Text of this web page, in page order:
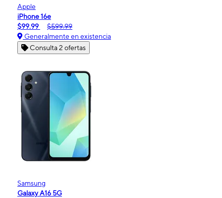
Apple
iPhone 16e
$99.99
$599.99
Generalmente en existencia
Consulta 2 ofertas
Samsung
Galaxy A16 5G